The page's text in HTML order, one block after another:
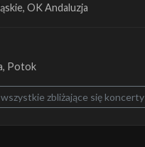
OK Andaluzja
Potok
zbliżające się koncerty